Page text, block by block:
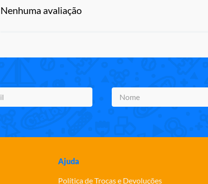
Nenhuma avaliação
Ajuda
Política de Trocas e Devoluções